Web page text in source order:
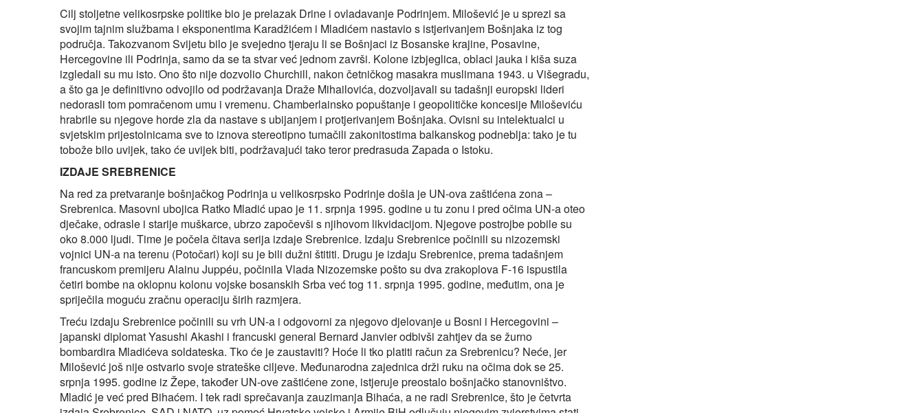
Cilj stoljetne velikosrpske politike bio je prelazak Drine i ovladavanje Podrinjem. Milošević je u sprezi sa
svojim tajnim službama i eksponentima Karadžićem i Mladićem nastavio s istjerivanjem Bošnjaka iz tog
područja. Takozvanom Svijetu bilo je svejedno tjeraju li se Bošnjaci iz Bosanske krajine, Posavine,
Hercegovine ili Podrinja, samo da se ta stvar već jednom završi. Kolone izbjeglica, oblaci jauka i kiša suza
izgledali su mu isto. Ono što nije dozvolio Churchill, nakon četničkog masakra muslimana 1943. u Višegradu,
a što ga je definitivno odvojilo od podržavanja Draže Mihailovića, dozvoljavali su tadašnji europski lideri
nedorasli tom pomračenom umu i vremenu. Chamberlainsko popuštanje i geopolitičke koncesije Miloševiću
hrabrile su njegove horde zla da nastave s ubijanjem i protjerivanjem Bošnjaka. Ovisni su intelektualci u
svjetskim prijestolnicama sve to iznova stereotipno tumačili zakonitostima balkanskog podneblja: tako je tu
tobože bilo uvijek, tako će uvijek biti, podržavajući tako teror predrasuda Zapada o Istoku.
IZDAJE SREBRENICE
Na red za pretvaranje bošnjačkog Podrinja u velikosrpsko Podrinje došla je UN-ova zaštićena zona –
Srebrenica. Masovni ubojica Ratko Mladić upao je 11. srpnja 1995. godine u tu zonu i pred očima UN-a oteo
dječake, odrasle i starije muškarce, ubrzo započevši s njihovom likvidacijom. Njegove postrojbe pobile su
oko 8.000 ljudi. Time je počela čitava serija izdaje Srebrenice. Izdaju Srebrenice počinili su nizozemski
vojnici UN-a na terenu (Potočari) koji su je bili dužni štititi. Drugu je izdaju Srebrenice, prema tadašnjem
francuskom premijeru Alainu Juppéu, počinila Vlada Nizozemske pošto su dva zrakoplova F-16 ispustila
četiri bombe na oklopnu kolonu vojske bosanskih Srba već tog 11. srpnja 1995. godine, međutim, ona je
spriječila moguću zračnu operaciju širih razmjera.
Treću izdaju Srebrenice počinili su vrh UN-a i odgovorni za njegovo djelovanje u Bosni i Hercegovini –
japanski diplomat Yasushi Akashi i francuski general Bernard Janvier odbivši zahtjev da se žurno
bombardira Mladićeva soldateska. Tko će je zaustaviti? Hoće li tko platiti račun za Srebrenicu? Neće, jer
Milošević još nije ostvario svoje strateške ciljeve. Međunarodna zajednica drži ruku na očima dok se 25.
srpnja 1995. godine iz Žepe, također UN-ove zaštićene zone, istjeruje preostalo bošnjačko stanovništvo.
Mladić je već pred Bihaćem. I tek radi sprečavanja zauzimanja Bihaća, a ne radi Srebrenice, što je četvrta